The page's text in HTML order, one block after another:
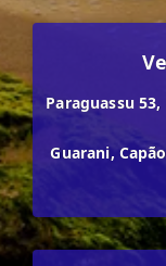
Paraguassu
Guarani,